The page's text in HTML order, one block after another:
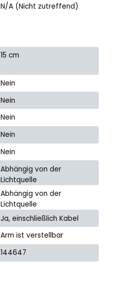
N/A (Nicht zutreffend)
15 cm
Nein
Nein
Nein
Nein
Nein
Abhängig von der
Lichtquelle
Abhängig von der
Lichtquelle
Ja, einschließlich Kabel
Arm ist verstellbar
144647